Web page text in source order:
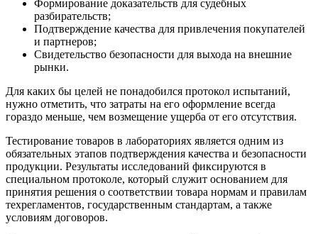
Формирование доказательств для судебных
разбирательств;
Подтверждение качества для привлечения покупателей
и партнеров;
Свидетельство безопасности для выхода на внешние
рынки.
Для каких бы целей не понадобился протокол испытаний,
нужно отметить, что затраты на его оформление всегда
гораздо меньше, чем возмещение ущерба от его отсутствия.
Тестирование товаров в лабораториях является одним из
обязательных этапов подтверждения качества и безопасности
продукции. Результаты исследований фиксируются в
специальном протоколе, который служит основанием для
принятия решения о соответствии товара нормам и правилам
техрегламентов, государственным стандартам, а также
условиям договоров.